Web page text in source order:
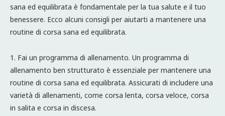
sana ed equilibrata è fondamentale per la tua salute e il tuo
benessere. Ecco alcuni consigli per aiutarti a mantenere una
routine di corsa sana ed equilibrata.
1. Fai un programma di allenamento. Un programma di
allenamento ben strutturato è essenziale per mantenere una
routine di corsa sana ed equilibrata. Assicurati di includere una
varietà di allenamenti, come corsa lenta, corsa veloce, corsa
in salita e corsa in discesa.